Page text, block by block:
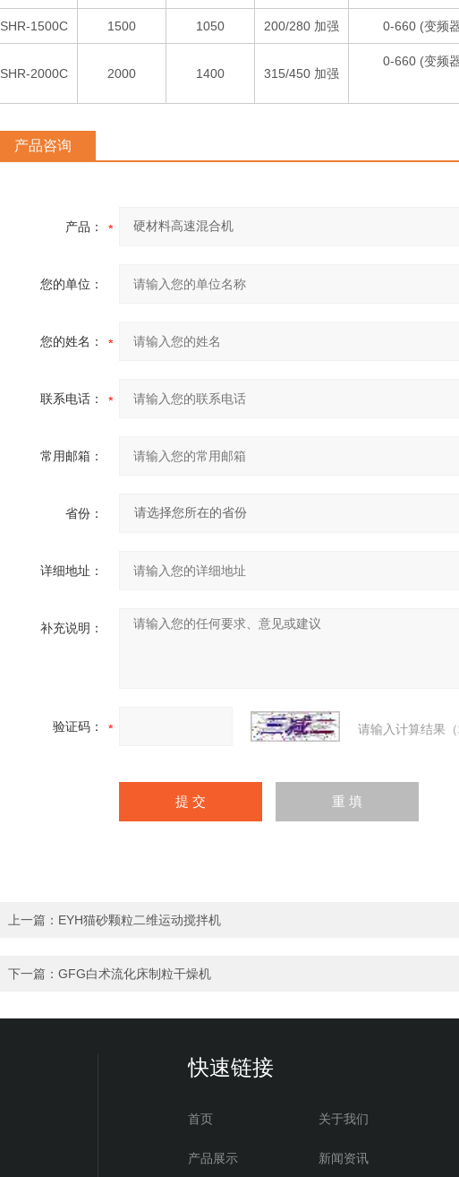
SHR-1500C 1500 1050 200/280 加强 0-660 (变频
SHR-2000C 2000 1400 315/450 加强
0-660 (变频
产品咨询
产品：
您的单位：
您的姓名：
联系电话：
常用邮箱：
省份：
详细地址：
补充说明：
验证码： 请输入计算结果
上一篇： EYH猫砂颗粒二维运动搅拌机
下一篇： GFG白术流化床制粒干燥机
快速链接
首页 关于我们
产品展示 新闻资讯